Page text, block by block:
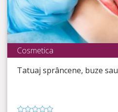
Timp
Cosmetica
Tatuaj sprâncene, buze